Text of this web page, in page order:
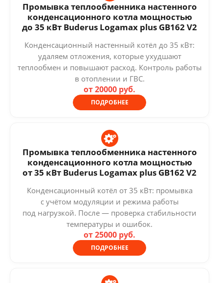
Промывка теплообменника настенного
конденсационного котла мощностью
до 35 кВт Buderus Logamax plus GB162 V2
Конденсационный настенный котёл до 35 кВт:
удаляем отложения, которые ухудшают
теплообмен и повышают расход. Контроль работы
в отоплении и ГВС.
от 20000 руб.
ПОДРОБНЕЕ
Промывка теплообменника настенного
конденсационного котла мощностью
от 35 кВт Buderus Logamax plus GB162 V2
Конденсационный котёл от 35 кВт: промывка
с учётом модуляции и режима работы
под нагрузкой. После — проверка стабильности
температуры и ошибок.
от 25000 руб.
ПОДРОБНЕЕ